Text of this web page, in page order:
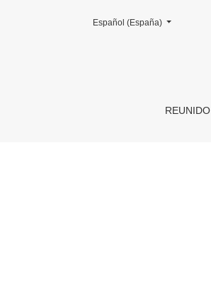
Sobre la revista
REUNIDO
Cambiar el idioma. El actual es:
Español (España)